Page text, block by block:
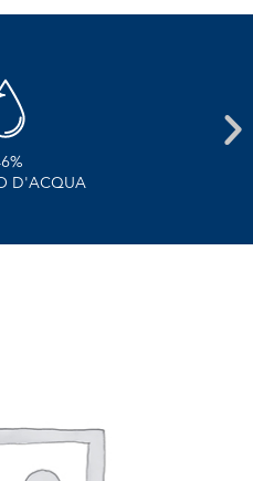
ENERGETICO